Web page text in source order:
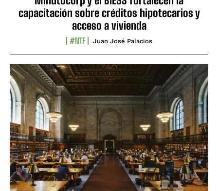
capacitación sobre créditos hipotecarios y
acceso a vivienda
#NTF Juan José Palacios